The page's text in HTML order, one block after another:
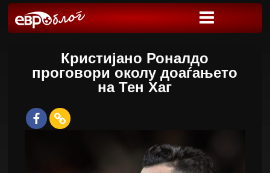
Кристијано Роналдо
проговори околу доаѓањето
на Тен Хаг